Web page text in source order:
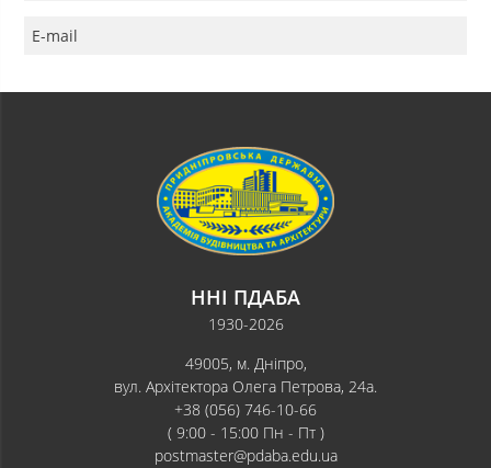
E-mail
ННІ ПДАБА
1930-2026
49005, м. Дніпро,
вул. Архітектора Олега Петрова, 24а.
+38 (056) 746-10-66
( 9:00 - 15:00 Пн - Пт )
postmaster@pdaba.edu.ua